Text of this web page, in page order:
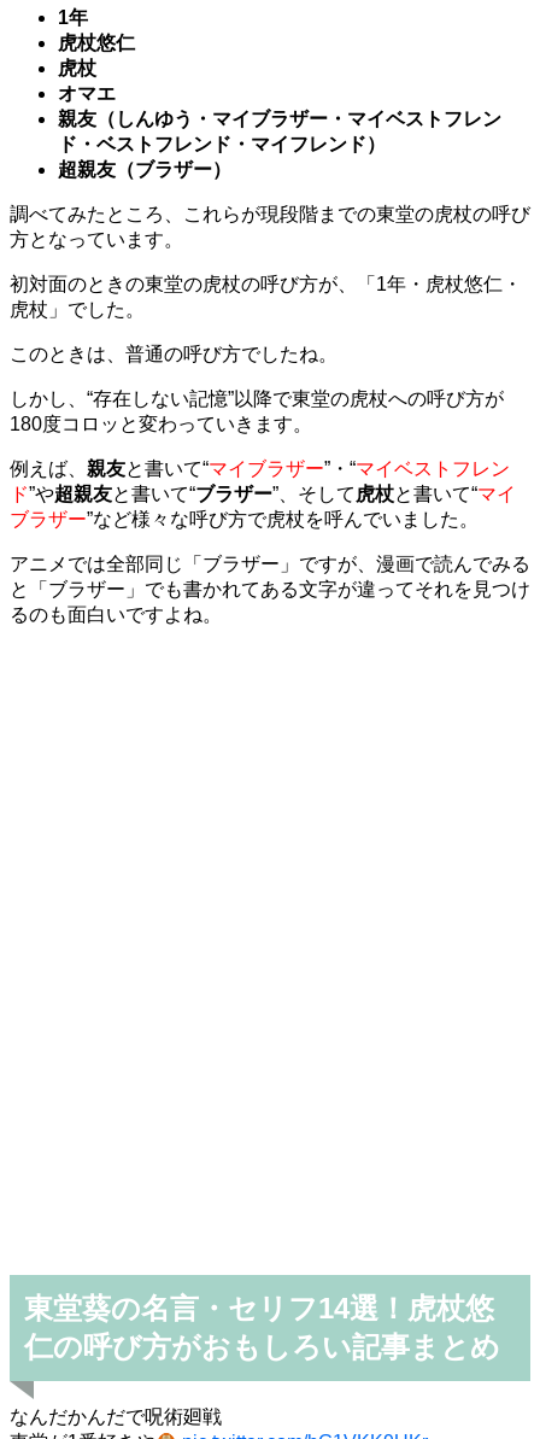
1年
虎杖悠仁
虎杖
オマエ
親友（しんゆう・マイブラザー・マイベストフレン
ド・ベストフレンド・マイフレンド）
超親友（ブラザー）
調べてみたところ、これらが現段階までの東堂の虎杖の呼び
方となっています。
初対面のときの東堂の虎杖の呼び方が、「1年・虎杖悠仁・
虎杖」でした。
このときは、普通の呼び方でしたね。
しかし、“存在しない記憶”以降で東堂の虎杖への呼び方が
180度コロッと変わっていきます。
例えば、 親友と書いて“マイブラザー”・“マイベストフレン
ド”や超親友と書いて“ブラザー”、そして 虎杖と書いて“マイ
ブラザー”など様々な呼び方で虎杖を呼んでいました。
アニメでは全部同じ「ブラザー」ですが、漫画で読んでみる
と「ブラザー」でも書かれてある文字が違ってそれを見つけ
るのも面白いですよね。
東堂葵の名言・セリフ14選！虎杖悠
仁の呼び方がおもしろい記事まとめ
なんだかんだで呪術廻戦